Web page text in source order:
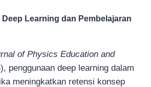
Learning dan Pembelajaran
of Physics Education and
penggunaan deep learning dalam
meningkatkan retensi konsep